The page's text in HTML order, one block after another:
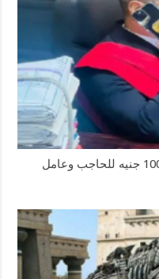
اعترافات القاضي المزيف: غمزة بـ”100 جنيه للحاجب وعامل